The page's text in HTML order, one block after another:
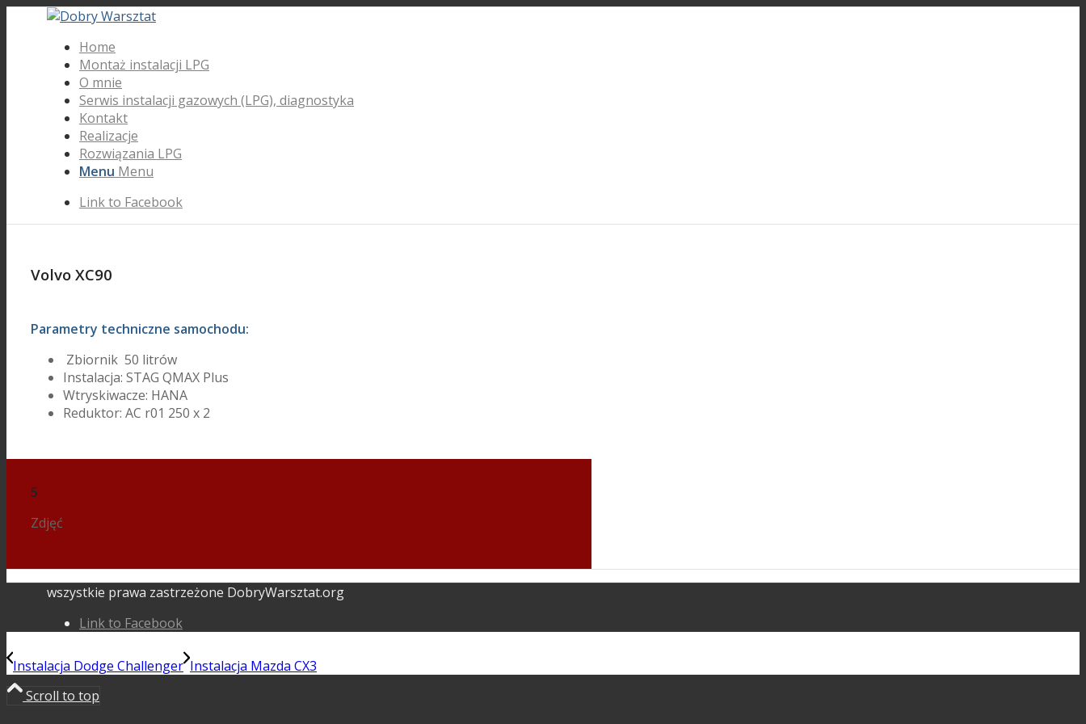
Home
Montaż instalacji LPG
O mnie
Serwis instalacji gazowych (LPG), diagnostyka
Kontakt
Realizacje
Rozwiązania LPG
Menu Menu
Link to Facebook
Volvo XC90
Parametry techniczne samochodu:
Zbiornik 50 litrów
Instalacja: STAG QMAX Plus
Wtryskiwacze: HANA
Reduktor: AC r01 250 x 2
5
Zdjęć
wszystkie prawa zastrzeżone DobryWarsztat.org
Link to Facebook
Instalacja Dodge Challenger Instalacja Mazda CX3
Scroll to top